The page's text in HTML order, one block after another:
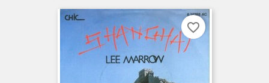
favorite_border